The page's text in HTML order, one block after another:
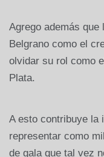
Agrego además que
Belgrano como el
olvidar su rol como
Plata.
A esto contribuye la
representar como
de gala que tal vez